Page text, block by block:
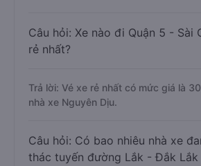
Câu hỏi: Xe nào đi Quận 5 - Sài
rẻ nhất?
Trả lời: Vé xe rẻ nhất có mức giá là
nhà xe Nguyên Dịu.
Câu hỏi: Có bao nhiêu nhà xe
thác tuyến đường Lắk - Đắk Lắk